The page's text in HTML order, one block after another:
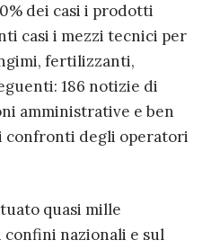
dei casi i prodotti
casi i mezzi tecnici per
fertilizzanti,
186 notizie di
amministrative e ben
confronti degli operatori
quasi mille
nazionali e sul